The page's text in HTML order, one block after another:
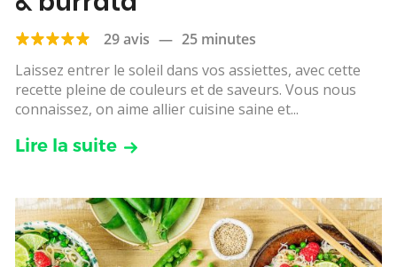
29 avis — 25 minutes
Laissez entrer le soleil dans vos assiettes, avec cette
recette pleine de couleurs et de saveurs. Vous nous
connaissez, on aime allier cuisine saine et...
Lire la suite